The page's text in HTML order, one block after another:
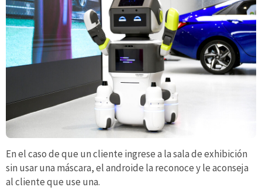
En el caso de que un cliente ingrese a la sala de exhibición
sin usar una máscara, el androide la reconoce y le aconseja
al cliente que use una.